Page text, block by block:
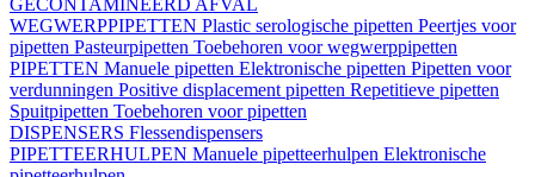
GECONTAMINEERD AFVAL
WEGWERPPIPETTEN Plastic serologische pipetten Peertjes voor
pipetten Pasteurpipetten Toebehoren voor wegwerppipetten
PIPETTEN Manuele pipetten Elektronische pipetten Pipetten voor
verdunningen Positive displacement pipetten Repetitieve pipetten
Spuitpipetten Toebehoren voor pipetten
DISPENSERS Flessendispensers
PIPETTEERHULPEN Manuele pipetteerhulpen Elektronische